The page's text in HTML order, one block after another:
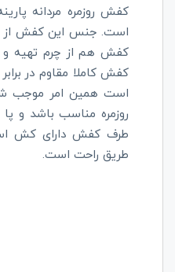
کفش روزمره مردانه
است. جنس این کفش از
کفش هم از چرم تهیه و
کفش کاملا مقاوم در
است همین امر موجب
روزمره مناسب باشد و
طرف کفش دارای کش
طریق راحت است.